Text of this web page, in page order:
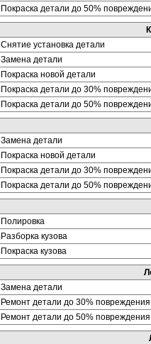
Покраска детали до 50%
Снятие установка детали
Замена детали
Покраска новой детали
Покраска детали до 30%
Покраска детали до 50%
Замена детали
Покраска новой детали
Покраска детали до 30%
Покраска детали до 50%
Полировка
Разборка кузова
Покраска кузова
Замена детали
Ремонт детали до 30% повреждения
Ремонт детали до 50% повреждения